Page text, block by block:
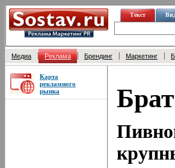
Текст
Медиа Реклама Брендинг Маркетинг
Карта
рекламного
рынка